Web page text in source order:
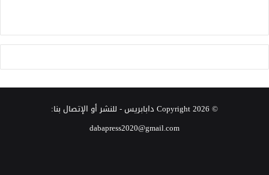
© Copyright 2026 دابابريس- للنشر أو الإتصال بنا:
dabapress2020@gmail.com